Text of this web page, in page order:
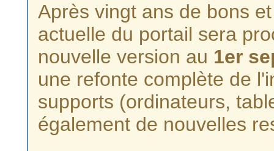
Après vingt ans de bons
actuelle du portail sera
nouvelle version au 1er
une refonte complète de
supports (ordinateurs,
également de nouvelles